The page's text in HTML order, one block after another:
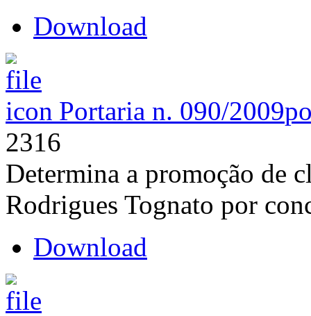
Download
Portaria n. 090/2009
2316
Determina a promoção de
Rodrigues Tognato por
Download